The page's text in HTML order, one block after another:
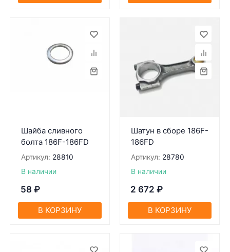
Шайба сливного
болта 186F-186FD
Артикул: 28810
В наличии
58 ₽
В КОРЗИНУ
Шатун в сборе 186F-
186FD
Артикул: 28780
В наличии
2 672 ₽
В КОРЗИНУ